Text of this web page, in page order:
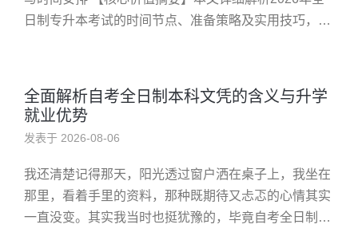
日制专升本考试的时间节点、准备策略及实用技巧，帮
全面解析自考全日制本科文凭的含义与升学
就业优势
发表于 2026-08-06
我还清楚记得那天，阳光透过窗户洒在桌子上，我坐在
那里，看着手里的资料，那种既期待又忐忑的心情其实
一直没变。其实我当时也挺犹豫的，毕竟自考全日制本